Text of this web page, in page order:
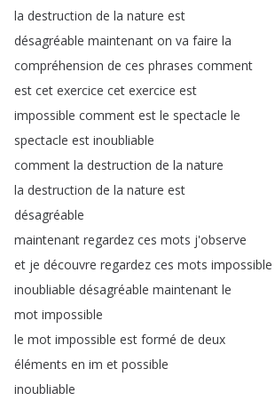
la destruction de la nature est
désagréable maintenant on va faire la
compréhension de ces phrases comment
est cet exercice cet exercice est
impossible comment est le spectacle le
spectacle est inoubliable
comment la destruction de la nature
la destruction de la nature est
désagréable
maintenant regardez ces mots j'observe
et je découvre regardez ces mots impossible
inoubliable désagréable maintenant le
mot impossible
le mot impossible est formé de deux
éléments en im et possible
inoubliable